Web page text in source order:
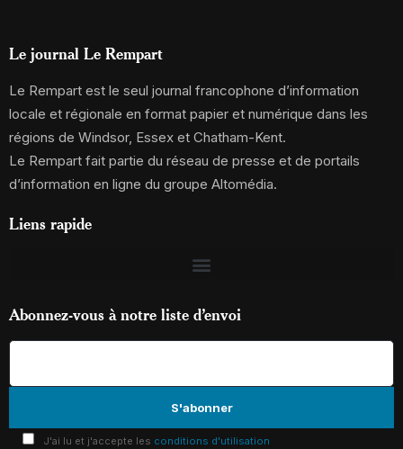
Le journal Le Rempart
Le Rempart est le seul journal francophone d’information
locale et régionale en format papier et numérique dans les
régions de Windsor, Essex et Chatham-Kent.
Le Rempart fait partie du réseau de presse et de portails
d’information en ligne du groupe Altomédia.
Liens rapide
Abonnez-vous à notre liste d’envoi
J'ai lu et j'accepte les conditions d'utilisation